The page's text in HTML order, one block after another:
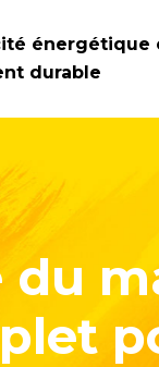
énergétique
durable
du